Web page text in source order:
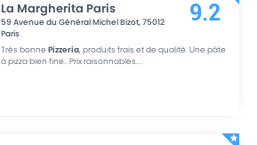
La Margherita Paris
59 Avenue du Général Michel Bizot,75012
Paris
Très bonnePizzeria, produits frais et de qualité. Une pâte
à pizza bien fine...Prix raisonnables....
9.2